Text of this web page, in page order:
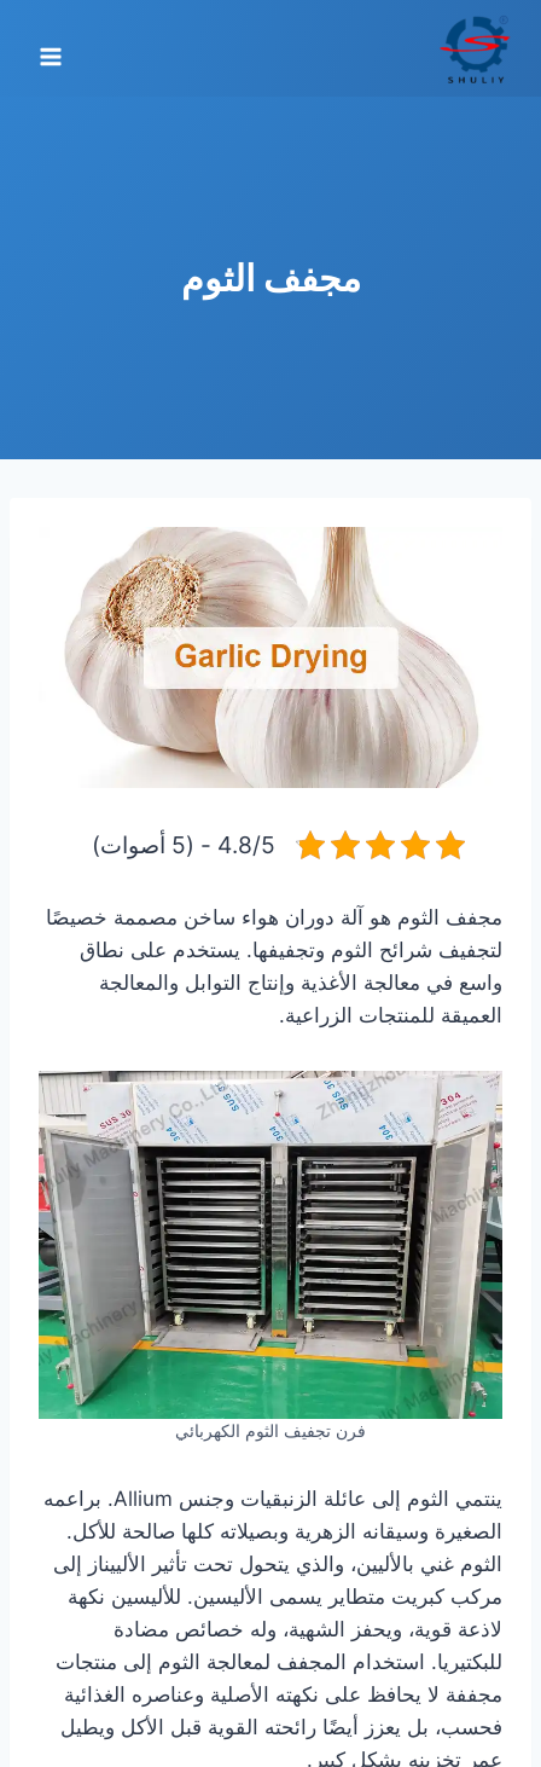
التجاوز
المحتوى
مجفف الثوم
4.8/5 - (5 أصوات)
مجفف الثوم هو آلة دوران هواء ساخن مصممة خصيصًا
لتجفيف شرائح الثوم وتجفيفها. يستخدم على نطاق
واسع في معالجة الأغذية وإنتاج التوابل والمعالجة
العميقة للمنتجات الزراعية.
فرن تجفيف الثوم الكهربائي
ينتمي الثوم إلى عائلة الزنبقيات وجنس Allium. براعمه
الصغيرة وسيقانه الزهرية وبصيلاته كلها صالحة للأكل.
الثوم غني بالأليين، والذي يتحول تحت تأثير الألييناز إلى
مركب كبريت متطاير يسمى الأليسين. للأليسين نكهة
لاذعة قوية، ويحفز الشهية، وله خصائص مضادة
للبكتيريا. استخدام المجفف لمعالجة الثوم إلى منتجات
مجففة لا يحافظ على نكهته الأصلية وعناصره الغذائية
فحسب، بل يعزز أيضًا رائحته القوية قبل الأكل ويطيل
عمر تخزينه بشكل كبير.